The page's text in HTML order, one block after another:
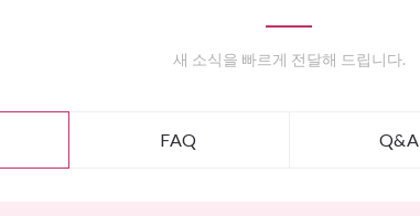
새 소식을 빠르게 전달해 드립니다.
FAQ Q&A